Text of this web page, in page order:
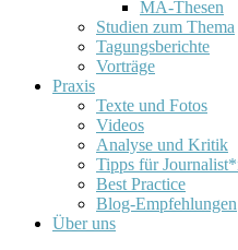
MA-Thesen
Studien zum Thema
Tagungsberichte
Vorträge
Praxis
Texte und Fotos
Videos
Analyse und Kritik
Tipps für
Best Practice
Blog-Empfehlungen
Über uns